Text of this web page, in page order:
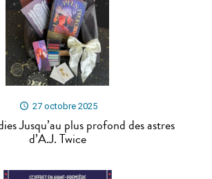
27 octobre 2025
Jusqu’au plus profond des astres
d’A.J. Twice